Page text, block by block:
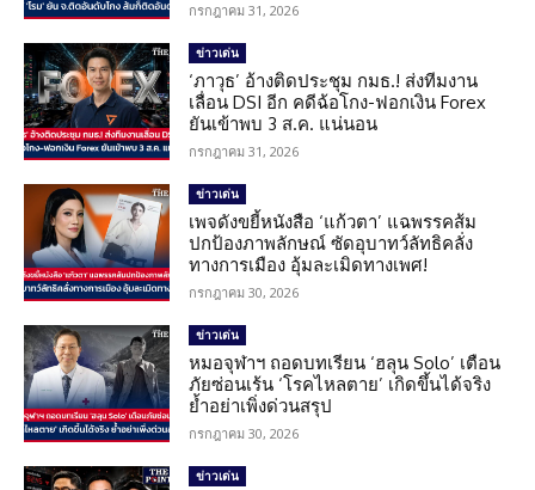
กรกฎาคม 31, 2026
ข่าวเด่น
‘ภาวุธ’ อ้างติดประชุม กมธ.! ส่งทีมงาน
เลื่อน DSI อีก คดีฉ้อโกง-ฟอกเงิน Forex
ยันเข้าพบ 3 ส.ค. แน่นอน
กรกฎาคม 31, 2026
ข่าวเด่น
เพจดังขยี้หนังสือ ‘แก้วตา’ แฉพรรคส้ม
ปกป้องภาพลักษณ์ ซัดอุบาทว์ลัทธิคลั่ง
ทางการเมือง อุ้มละเมิดทางเพศ!
กรกฎาคม 30, 2026
ข่าวเด่น
หมอจุฬาฯ ถอดบทเรียน ‘ฮลุน Solo’ เตือน
ภัยซ่อนเร้น ‘โรคไหลตาย’ เกิดขึ้นได้จริง
ย้ำอย่าเพิ่งด่วนสรุป
กรกฎาคม 30, 2026
ข่าวเด่น